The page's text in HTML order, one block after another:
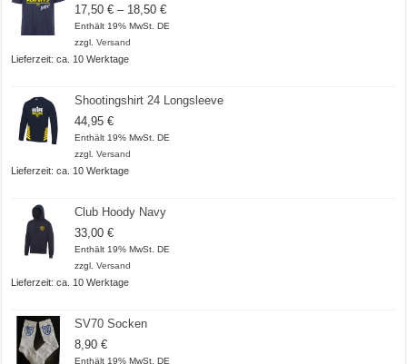
17,50€ – 18,50€Preisspanne:
17,50 €
Enthält 19% MwSt. DE
zzgl.Versand
Lieferzeit: ca. 10 Werktage
Shootingshirt 24 Longsleeve
44,95€
Enthält 19% MwSt. DE
zzgl.Versand
Lieferzeit: ca. 10 Werktage
Club Hoody Navy
33,00€
Enthält 19% MwSt. DE
zzgl.Versand
Lieferzeit: ca. 10 Werktage
SV70 Socken
8,90€
Enthält 19% MwSt. DE